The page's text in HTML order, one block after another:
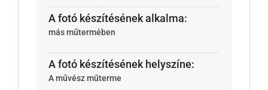
A fotó készítésének alkalma:
más műtermében
A fotó készítésének helyszíne:
A művész műterme